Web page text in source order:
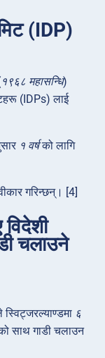
(IDP)
१९६८ महासन्धि)
(IDPs) लाई
१ वर्षको लागि
गरिन्छन्। [4]
विदेशी
चलाउने
६
साथ गाडी चलाउन